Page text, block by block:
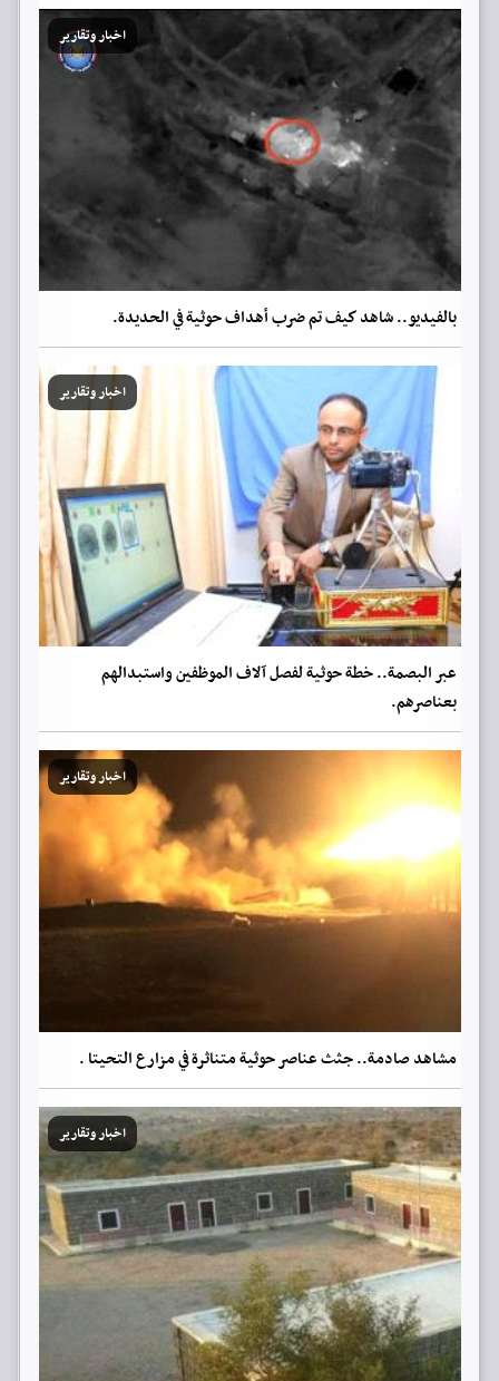
اخبار وتقارير
بالفيديو.. شاهد كيف تم ضرب أهداف حوثية في الحديدة.
اخبار وتقارير
عبر البصمة.. خطة حوثية لفصل آلاف الموظفين واستبدالهم
بعناصرهم.
اخبار وتقارير
مشاهد صادمة.. جثث عناصر حوثية متناثرة في مزارع التحيتا .
اخبار وتقارير